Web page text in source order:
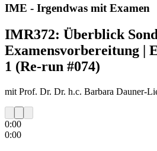
IME - Irgendwas mit Examen
IMR372: Überblick
Examensvorbereitung |
1 (Re-run #074)
mit Prof. Dr. Dr. h.c. Barbara Dauner-
0:00
0:00